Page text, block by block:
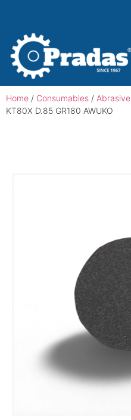
Home / Consumables / Abrasive
KT80X D.85 GR180 AWUKO